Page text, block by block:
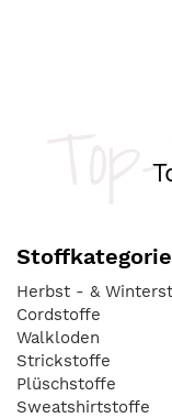
Herbst - &
Cordstoffe
Walkloden
Strickstoffe
Plüschstoffe
Sweatshirtstoffe